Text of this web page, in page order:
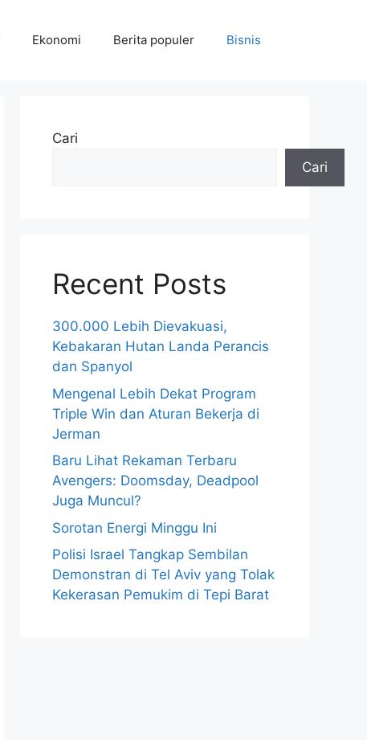
Ekonomi Berita populer Bisnis
Cari
Cari
Recent Posts
300.000 Lebih Dievakuasi,
Kebakaran Hutan Landa Perancis
dan Spanyol
Mengenal Lebih Dekat Program
Triple Win dan Aturan Bekerja di
Jerman
Baru Lihat Rekaman Terbaru
Avengers: Doomsday, Deadpool
Juga Muncul?
Sorotan Energi Minggu Ini
Polisi Israel Tangkap Sembilan
Demonstran di Tel Aviv yang Tolak
Kekerasan Pemukim di Tepi Barat